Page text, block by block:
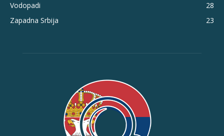
Vodopadi
28
Zapadna Srbija
23